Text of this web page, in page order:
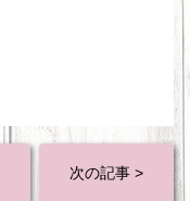
次の記事 >